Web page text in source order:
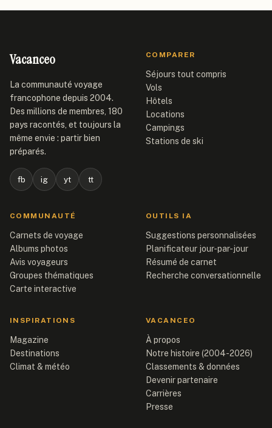
Vacanceo
La communauté voyage
francophone depuis 2004.
Des millions de membres, 180
pays racontés, et toujours la
même envie : partir bien
préparés.
fb ig yt tt
COMPARER
Séjours tout compris
Vols
Hôtels
Locations
Campings
Stations de ski
COMMUNAUTÉ
Carnets de voyage
Albums photos
Avis voyageurs
Groupes thématiques
Carte interactive
OUTILS IA
Suggestions personnalisées
Planificateur jour-par-jour
Résumé de carnet
Recherche conversationnelle
INSPIRATIONS
Magazine
Destinations
Climat & météo
VACANCEO
À propos
Notre histoire (2004-2026)
Classements & données
Devenir partenaire
Carrières
Presse